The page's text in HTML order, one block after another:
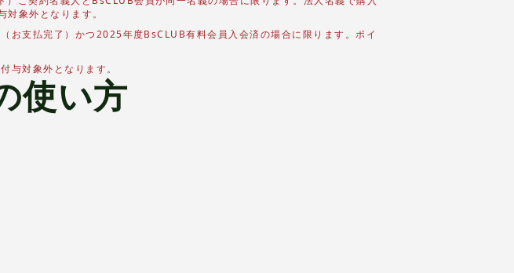
象外となります。
支払完了）かつ2025年度BsCLUB有料会員入会済の場合に限ります。ポイ
与対象外となります。
使い方